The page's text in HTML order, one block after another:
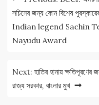
navigation
সচিনের জন্য কোন বিশেষ
Indian legend Sachin
Nayudu Award
Next: হাতির হানায়
রাজ্য সরকার, বাংলার মুখ